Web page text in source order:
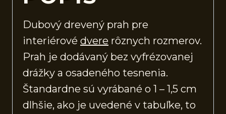
Dubový drevený prah pre
interiérové dvere rôznych rozmerov.
Prah je dodávaný bez vyfrézovanej
drážky a osadeného tesnenia.
Štandardne sú vyrábané o 1 – 1,5 cm
dlhšie, ako je uvedené v tabuľke, to